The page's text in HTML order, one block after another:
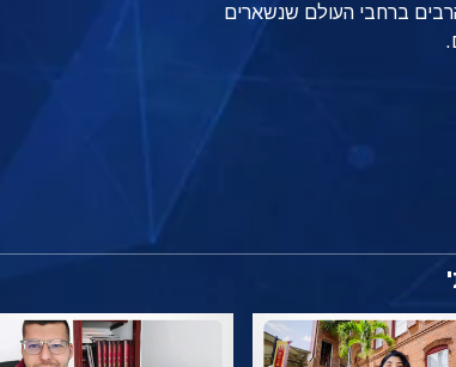
ברחבי העולם שנשארים